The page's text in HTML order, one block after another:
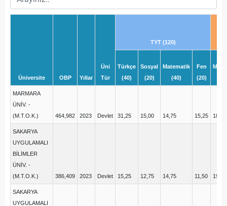
Üniversite OBP Yıllar
Üni
Tür
TYT (120)
Türkçe
(40)
Sosyal
(20)
Matematik
(40)
Fen
(20)
MARMARA
ÜNİV. -
(M.T.O.K.)
464,982 2023 Devlet 31,25 15,00 14,75 15,25 18,25
SAKARYA
UYGULAMALI
BİLİMLER
ÜNİV. -
(M.T.O.K.)
386,409 2023 Devlet 15,25 12,75 14,75 11,50 19,00
SAKARYA
UYGULAMALI